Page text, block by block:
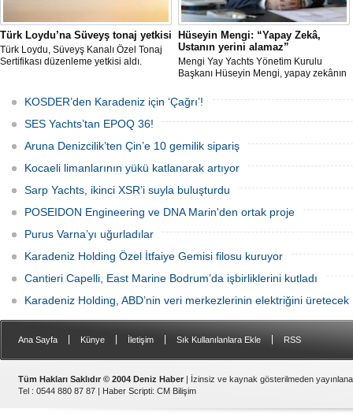
Türk Loydu’na Süveyş tonaj yetkisi
Türk Loydu, Süveyş Kanalı Özel Tonaj
Sertifikası düzenleme yetkisi aldı.
Hüseyin Mengi: “Yapay Zekâ,
Ustanın yerini alamaz”
Mengi Yay Yachts Yönetim Kurulu
Başkanı Hüseyin Mengi, yapay zekânın
özel üretim sürecini, mega yat
tanımındaki değişimi ve hibrit tahrik
sistemlerinin ekonomisini CNN Türk'te
anlattı.
KOSDER’den Karadeniz için ‘Çağrı’!
SES Yachts’tan EPOQ 36!
Aruna Denizcilik’ten Çin’e 10 gemilik sipariş
Kocaeli limanlarının yükü katlanarak artıyor
Sarp Yachts, ikinci XSR’i suyla buluşturdu
POSEIDON Engineering ve DNA Marin'den ortak proje
Purus Varna’yı uğurladılar
Karadeniz Holding Özel İtfaiye Gemisi filosu kuruyor
Cantieri Capelli, East Marine Bodrum’da işbirliklerini kutladı
Karadeniz Holding, ABD’nin veri merkezlerinin elektriğini üretecek
Ana Sayfa Künye İletişim Sık Kullanılanlara Ekle RSS
Tüm Hakları Saklıdır © 2004 Deniz Haber | İzinsiz ve kaynak gösterilmeden
Tel : 0544 880 87 87 | Haber Scripti: CM Bilişim